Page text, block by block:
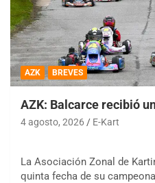
AZK BREVES
AZK: Balcarce recibió
4 agosto, 2026 E-Kart
La Asociación Zonal de
quinta fecha de su